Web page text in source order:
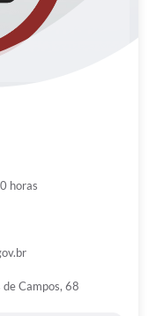
horas
Campos, 68